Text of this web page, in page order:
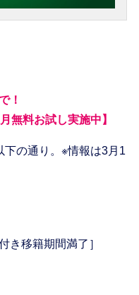
！
無料お試し実施中】
の通り。※情報は3月1
き移籍期間満了］